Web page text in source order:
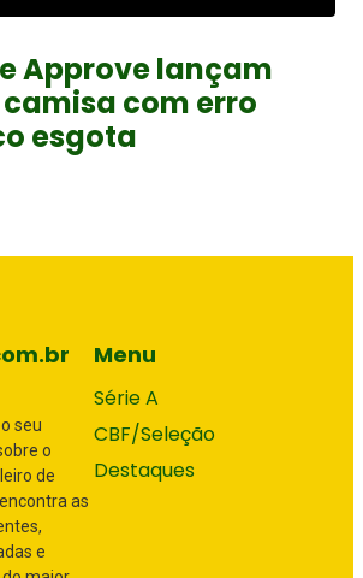
Approve lançam
com erro
esgota
seu
o
de
as
e
Menu
Série A
CBF/Seleção
Destaques